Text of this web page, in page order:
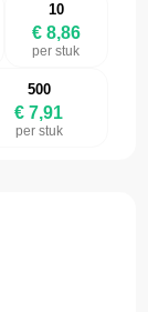
10
€ 8,86
per stuk
500
€ 7,91
per stuk